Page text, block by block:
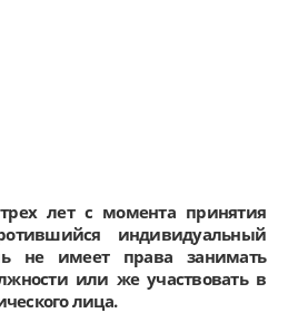
лет с момента принятия
индивидуальный
не имеет права занимать
или же участвовать в
лица.